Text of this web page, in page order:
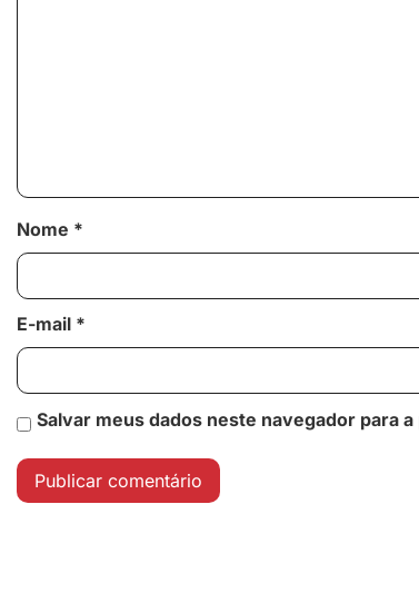
Nome *
E-mail *
Salvar meus dados neste navegador para